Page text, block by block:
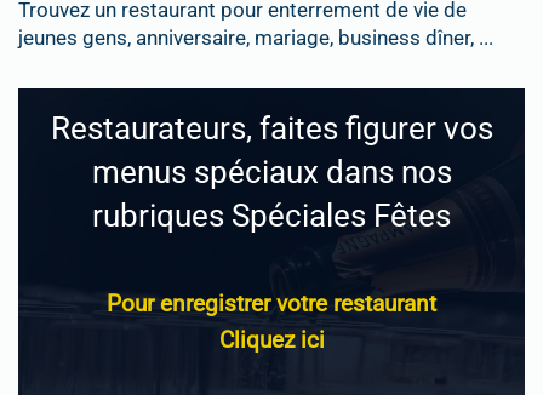
Trouvez un restaurant pour enterrement de vie de
jeunes gens, anniversaire, mariage, business dîner, ...
Restaurateurs, faites figurer vos
menus spéciaux dans nos
rubriques Spéciales Fêtes
Pour enregistrer votre restaurant
Cliquez ici